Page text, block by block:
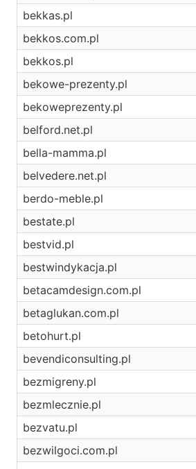
bekkas.pl
bekkos.com.pl
bekkos.pl
bekowe-prezenty.pl
bekoweprezenty.pl
belford.net.pl
bella-mamma.pl
belvedere.net.pl
berdo-meble.pl
bestate.pl
bestvid.pl
bestwindykacja.pl
betacamdesign.com.pl
betaglukan.com.pl
betohurt.pl
bevendiconsulting.pl
bezmigreny.pl
bezmlecznie.pl
bezvatu.pl
bezwilgoci.com.pl